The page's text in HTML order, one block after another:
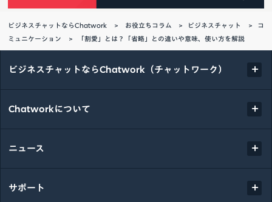
ビジネスチャットならChatwork お役立ちコラム ビジネスチャット
コ
ミュニケーション
「割愛」とは？「省略」との違いや意味、使い方を解説
ビジネスチャットならChatwork（チャットワーク）
Chatworkについて
ニュース
サポート